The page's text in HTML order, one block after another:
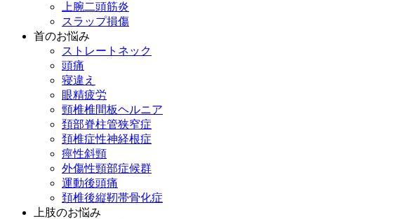
上腕二頭筋炎
スラップ損傷
首のお悩み
ストレートネック
頭痛
寝違え
眼精疲労
頸椎椎間板ヘルニア
頚部脊柱管狭窄症
頚椎症性神経根症
痙性斜頸
外傷性頸部症候群
運動後頭痛
頚椎後縦靭帯骨化症
上肢のお悩み